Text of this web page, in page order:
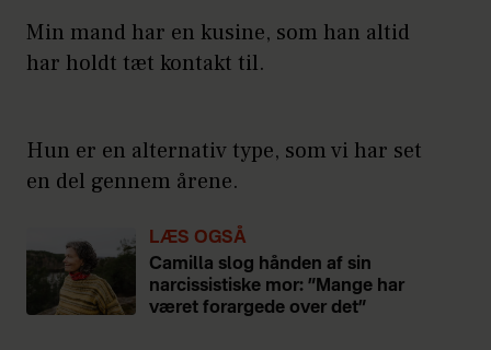
Min mand har en kusine, som han altid
har holdt tæt kontakt til.
Hun er en alternativ type, som vi har set
en del gennem årene.
LÆS OGSÅ
Camilla slog hånden af sin
narcissistiske mor: ”Mange har
været forargede over det”